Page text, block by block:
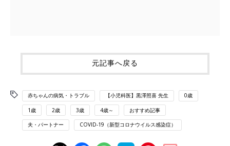
元記事へ戻る
赤ちゃんの病気・トラブル 【小児科医】黒澤照喜 先生 0歳
1歳 2歳 3歳 4歳～ おすすめ記事
夫・パートナー COVID-19（新型コロナウイルス感染症）